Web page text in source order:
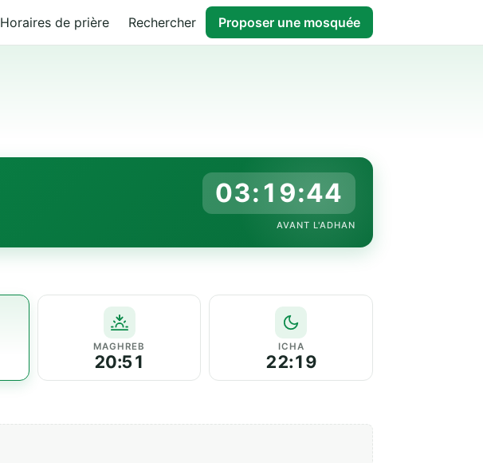
Horaires de prière Rechercher Proposer une mosquée
03:19:43
AVANT L'ADHAN
MAGHREB
20:51
ICHA
22:19